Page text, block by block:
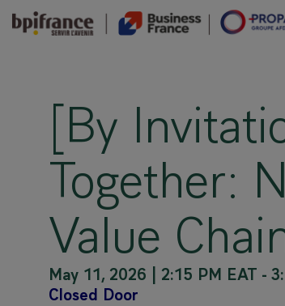
[By
Together:
Value
May 11, 2026 2:15 PM EAT -
Closed Door